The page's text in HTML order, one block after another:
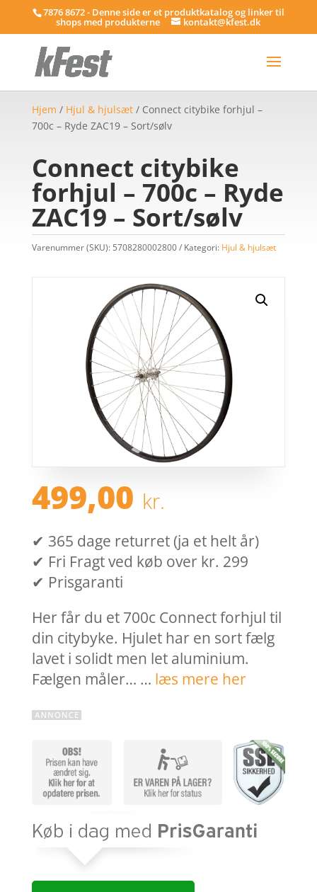
7876 8672 - Denne side er et produktkatalog og linker til
shops med produkterne kontakt@kfest.dk
Hjem / Hjul & hjulsæt/ Connect citybike forhjul –
700c – Ryde ZAC19 – Sort/sølv
Connect citybike
forhjul – 700c – Ryde
ZAC19 – Sort/sølv
Varenummer (SKU): 5708280002800 Kategori: Hjul & hjulsæt
499,00 kr.
✔ 365 dage returret (ja et helt år)
✔ Fri Fragt ved køb over kr. 299
✔ Prisgaranti
Her får du et 700c Connect forhjul til
din citybyke. Hjulet har en sort fælg
lavet i solidt men let aluminium.
Fælgen måler… … læs mere her